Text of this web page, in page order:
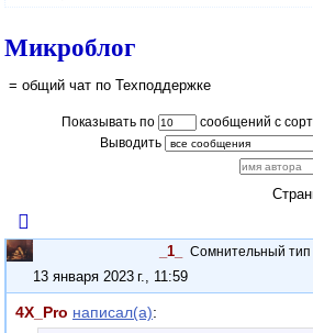
Микроблог
= общий чат по Техподдержке
Показывать по сообщений с
Выводить
_1_ Сомнительный тип
13 января 2023 г., 11:59
4X_Pro написал(а):